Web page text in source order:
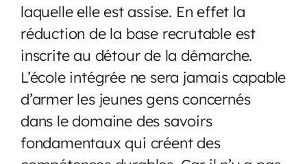
laquelle elle est assise. En effet la
réduction de la base recrutable est
inscrite au détour de la démarche.
L’école intégrée ne sera jamais capable
d’armer les jeunes gens concernés
dans le domaine des savoirs
fondamentaux qui créent des